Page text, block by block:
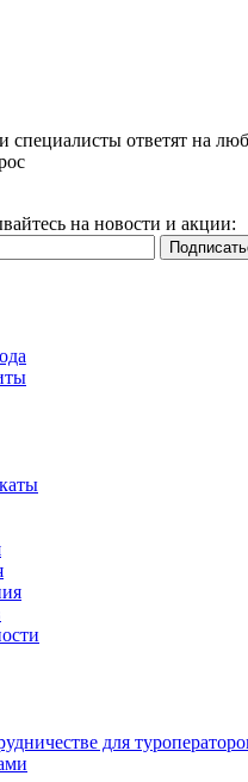
специалисты ответят на
на новости и акции:
для